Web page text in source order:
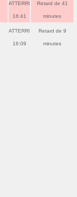
ATTERRI
16:41
Retard de 41
minutes
ATTERRI
16:09
Retard de 9
minutes